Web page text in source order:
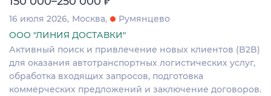
16 июля 2026 Москва
Румянцево
ООО "ЛИНИЯ ДОСТАВКИ"
Активный поиск и привлечение новых клиентов (B2B)
для оказания автотранспортных логистических услуг,
обработка входящих запросов, подготовка
коммерческих предложений и заключение договоров.